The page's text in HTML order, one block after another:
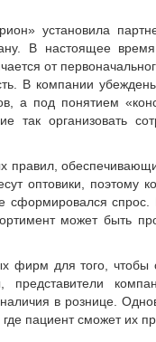
установила
В настоящее
от
В компании
а под понятием
так организовать
правил,
оптовики, поэтому
спрос.
может быть
фирм для того, чтобы
в рознице.
пациент сможет их